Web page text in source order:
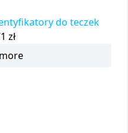
do teczek
zł